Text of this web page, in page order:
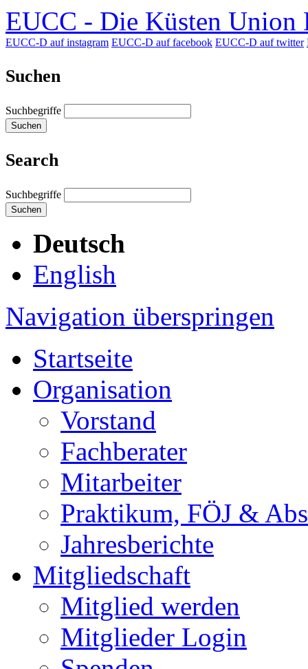
EUCC - Die Küsten Union
EUCC-D auf instagram EUCC-D auf facebook EUCC-D auf twitter
Suchen
Suchbegriffe
Suchen
Search
Suchbegriffe
Suchen
Deutsch
English
Navigation überspringen
Startseite
Organisation
Vorstand
Fachberater
Mitarbeiter
Praktikum, FÖJ &
Jahresberichte
Mitgliedschaft
Mitglied werden
Mitglieder Login